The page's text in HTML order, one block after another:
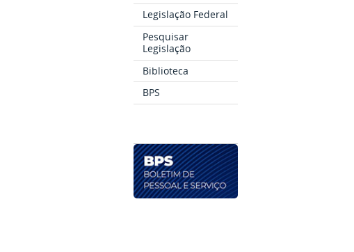
Legislação Federal
Pesquisar
Legislação
Biblioteca
BPS